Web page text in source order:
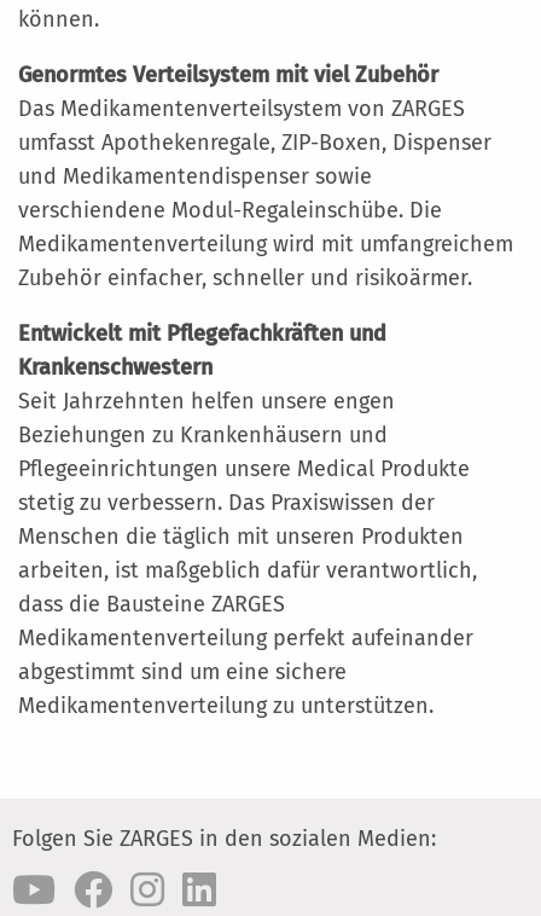
können.
Genormtes Verteilsystem mit viel Zubehör
Das Medikamentenverteilsystem von ZARGES
umfasst Apothekenregale, ZIP-Boxen, Dispenser
und Medikamentendispenser sowie
verschiendene Modul-Regaleinschübe. Die
Medikamentenverteilung wird mit umfangreichem
Zubehör einfacher, schneller und risikoärmer.
Entwickelt mit Pflegefachkräften und
Krankenschwestern
Seit Jahrzehnten helfen unsere engen
Beziehungen zu Krankenhäusern und
Pflegeeinrichtungen unsere Medical Produkte
stetig zu verbessern. Das Praxiswissen der
Menschen die täglich mit unseren Produkten
arbeiten, ist maßgeblich dafür verantwortlich,
dass die Bausteine ZARGES
Medikamentenverteilung perfekt aufeinander
abgestimmt sind um eine sichere
Medikamentenverteilung zu unterstützen.
Folgen Sie ZARGES in den sozialen Medien: